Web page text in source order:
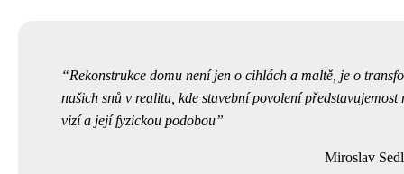
Rekonstrukce domu není jen o cihlách a maltě, je o
našich snů v realitu, kde stavební povolení představujemost
vizí a její fyzickou podobou
Miroslav